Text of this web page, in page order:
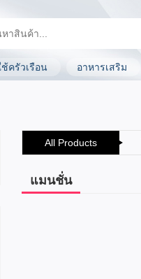
ครัวเรือน อาหารเสริม
All Products
แมนชั่น